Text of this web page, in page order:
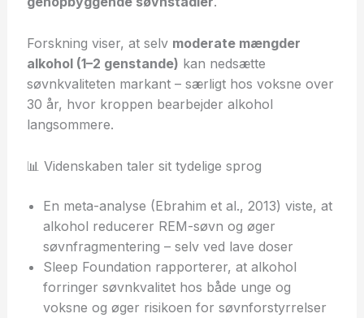
Forskning viser, at selv moderate mængder
alkohol (1–2 genstande) kan nedsætte
søvnkvaliteten markant – særligt hos voksne over
30 år, hvor kroppen bearbejder alkohol
langsommere.
📊 Videnskaben taler sit tydelige sprog
En meta-analyse (Ebrahim et al., 2013) viste, at
alkohol reducerer REM-søvn og øger
søvnfragmentering – selv ved lave doser
Sleep Foundation rapporterer, at alkohol
forringer søvnkvalitet hos både unge og
voksne og øger risikoen for søvnforstyrrelser